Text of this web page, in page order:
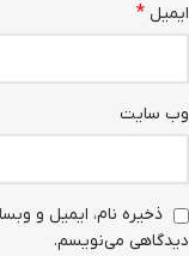
ایمیل*
وب‌ سایت
ذخیره نام، ایمیل و
دیدگاهی می‌نویسم.